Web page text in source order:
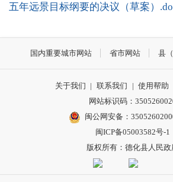
五年远景目标纲要的决议（草案）
国内重要城市网站 省市网站 县
关于我们 | 联系我们 | 使用帮助
网站标识码：
闽公网安备：
闽ICP备05003582号-1
版权所有：德化县人民政